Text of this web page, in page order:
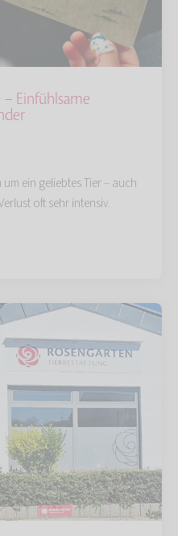
Einfühlsame
ein geliebtes Tier – auch
oft sehr intensiv.